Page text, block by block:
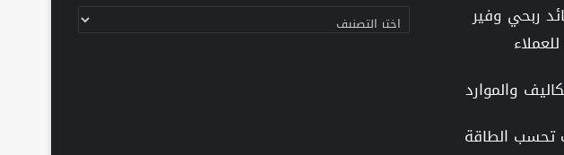
ربحي وفير
والموارد
الطاقة
تصنيفات